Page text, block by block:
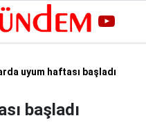
uyum haftası başladı
başladı